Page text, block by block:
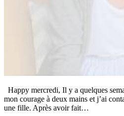
Happy mercredi, Il y a quelques
mon courage à deux mains et j’ai
une fille. Après avoir fait…